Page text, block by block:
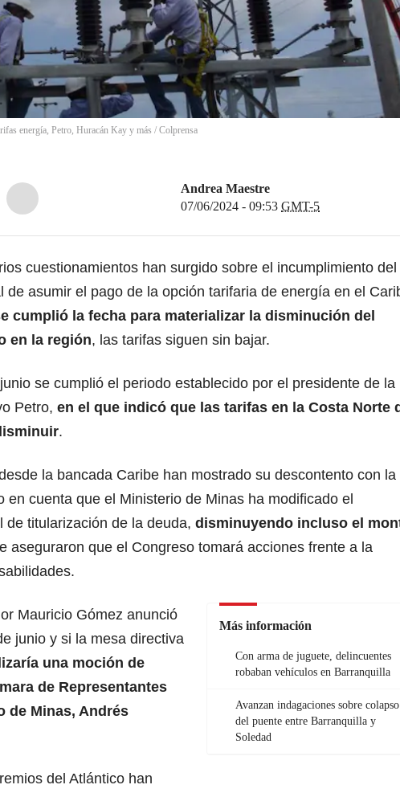
energía, Petro, Huracán Kay y más / Colprensa
Andrea Maestre
07/06/2024 - 09:53 GMT-5
cuestionamientos han surgido sobre el incumplimiento del
de asumir el pago de la opción tarifaria de energía en el
cumplió la fecha para materializar la disminución del
en la región, las tarifas siguen sin bajar.
se cumplió el periodo establecido por el presidente de la
Petro, en el que indicó que las tarifas en la Costa Norte
.
la bancada Caribe han mostrado su descontento con la
en cuenta que el Ministerio de Minas ha modificado el
de titularización de la deuda, disminuyendo incluso el
aseguraron que el Congreso tomará acciones frente a la
Más información
Con arma de juguete, delincuentes
robaban vehículos en Barranquilla
Avanzan indagaciones sobre colapso
del puente entre Barranquilla y
Soledad
Mauricio Gómez anunció
junio y si la mesa directiva
una moción de
de Representantes
de Minas, Andrés
del Atlántico han